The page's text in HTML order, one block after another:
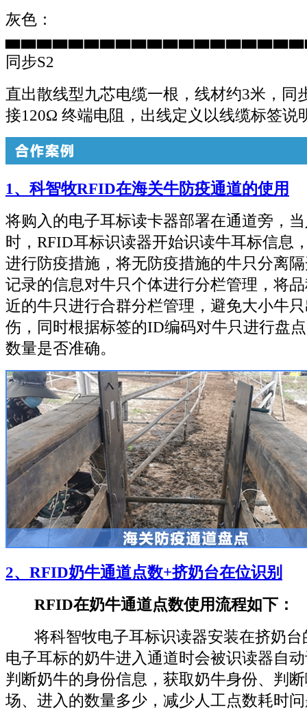
灰色：
同步S2
直出散线型九芯电缆一根，线材约3米，同
接120Ω 终端电阻， 出线定义以线缆标签说
1、科智牧RFID在海关牛防疫通道的使用
将购入的电子耳标读卡器部署在通道旁，
时，RFID耳标识读器开始识读牛耳标信息
进行防疫措施，将无防疫措施的牛只分离
记录的信息对牛只个体进行分栏管理，将
近的牛只进行合群分栏管理，避免大小牛
伤，同时根据标签的ID编码对牛只进行盘
数量是否准确。
2、RFID奶牛通道点数+挤奶台在位识别
RFID在奶牛通道点数使用流程如下：
将科智牧电子耳标识读器安装在挤奶
电子耳标的奶牛进入通道时会被识读器自
判断奶牛的身份信息，获取奶牛身份、判
场、进入的数量多少，减少人工点数耗时